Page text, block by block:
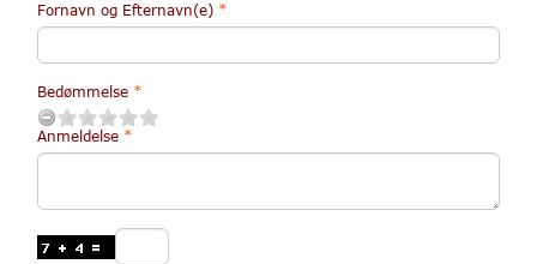
Fornavn og Efternavn(e)
Bedømmelse
Anmeldelse